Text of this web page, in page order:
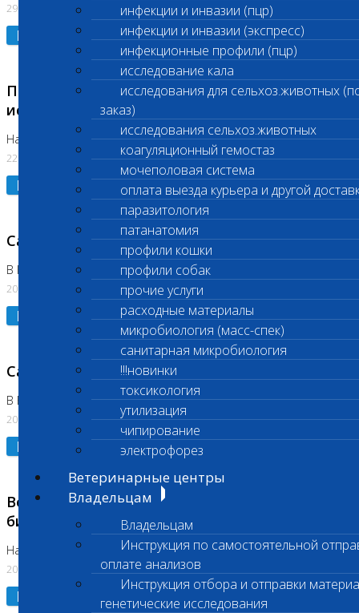
инфекции и инвазии (пцр)
инфекции и инвазии (экспресс)
инфекционные профили (пцр)
исследование кала
исследования для сельхоз.животных
заказ)
исследования сельхоз.животных
коагуляционный гемостаз
мочеполовая система
оплата выезда курьера и другой
паразитология
патанатомия
профили кошки
профили собак
прочие услуги
расходные материалы
микробиология (масс-спек)
санитарная микробиология
!!!новинки
токсикология
утилизация
чипирование
электрофорез
Ветеринарные центры
Владельцам
Владельцам
Инструкция по самостоятельной
оплате анализов
Инструкция отбора и отправки
генетические исследования
29.07.2026
Подробнее
Приостановлено выполнение биохимических
исследований
На Нагорной. Код ( 123,310,309)
22.07.2026
Подробнее
Санитарные дни
В Коломне 24.07.2026 и 28.07.2026
20.07.2026
Подробнее
Санитарный день
В Бутово 21.07.2026
20.07.2026
Подробнее
Возобновлено выполнение срочных
биохимических исследований
На Нагорной
20.07.2026
Подробнее